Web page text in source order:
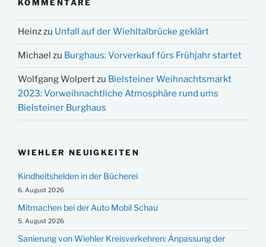
KOMMENTARE
Heinzzu Unfall auf der Wiehltalbrücke geklärt
Michael zu Burghaus: Vorverkauf fürs Frühjahr startet
Wolfgang Wolpertzu Bielsteiner Weihnachtsmarkt
2023: Vorweihnachtliche Atmosphäre rund ums
Bielsteiner Burghaus
WIEHLER NEUIGKEITEN
Kindheitshelden in der Bücherei
6. August 2026
Mitmachen bei der Auto Mobil Schau
5. August 2026
Sanierung von Wiehler Kreisverkehren: Anpassung der